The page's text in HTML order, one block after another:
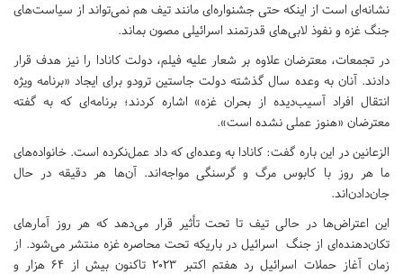
نشانه‌ای است از اینکه حتی جشنواره‌ای مانند تیف هم نمی‌تواند از سیاست‌های
جنگ غزه و نفوذ لابی‌های قدرتمند اسرائیلی مصون بماند.
در تجمعات، معترضان علاوه بر شعار علیه فیلم، دولت کانادا را نیز هدف قرار
دادند. آنان به وعده سال گذشته دولت جاستین ترودو برای ایجاد «برنامه ویژه
انتقال افراد آسیب‌دیده از بحران غزه» اشاره کردند؛ برنامه‌ای که به گفته
معترضان «هنوز عملی نشده است».
الزعانین در این باره گفت: کانادا به وعده‌ای که داد عمل‌نکرده است. خانواده‌های
ما هر روز با کابوس مرگ و گرسنگی مواجه‌اند. آن‌ها هر دقیقه در حال
جان‌دادن‌اند.
این اعتراض‌ها در حالی تیف تا تحت تأثیر قرار می‌دهد که هر روز آمارهای
تکان‌دهنده‌ای از جنگ اسرائیل در باریکه تحت محاصره غزه منتشر می‌شود. از
زمان آغاز حملات اسرائیل رد هفتم اکتبر ۲۰۲۳ تاکنون بیش از ۶۴ هزار و